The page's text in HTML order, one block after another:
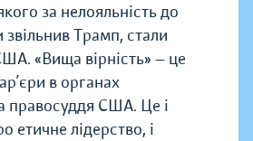
за нелояльність до
звільнив Трамп, стали
«Вища вірність» — це
в органах
правосуддя США. Це і
етичне лідерство, і